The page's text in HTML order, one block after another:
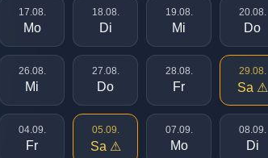
17.08.
Mo
18.08.
Di
19.08.
Mi
20.08.
Do
26.08.
Mi
27.08.
Do
28.08.
Fr
29.08.
Sa ⚠
04.09.
Fr
05.09.
Sa ⚠
07.09.
Mo
08.09.
Di